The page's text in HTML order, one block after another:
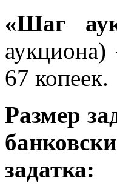
«Шаг
67 копеек.
Размер
задатка: